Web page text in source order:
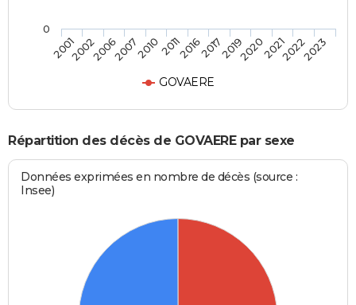
GOVAERE
2001200220062007201020112016201720192020202120222023
0
Répartition des décès de GOVAERE par sexe
Données exprimées en nombre de décès (source :
Insee)